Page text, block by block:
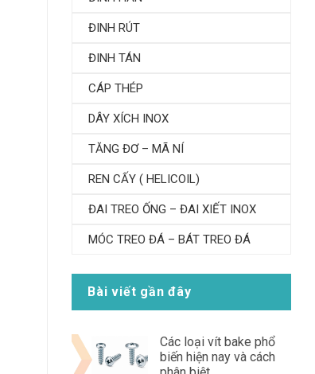
ĐINH RÚT
ĐINH TÁN
CÁP THÉP
DÂY XÍCH INOX
TĂNG ĐƠ – MÃ NÍ
REN CẤY ( HELICOIL)
ĐAI TREO ỐNG – ĐAI XIẾT INOX
MÓC TREO ĐÁ – BÁT TREO ĐÁ
Bài viết gần đây
Các loại vít bake phổ
biến hiện nay và cách